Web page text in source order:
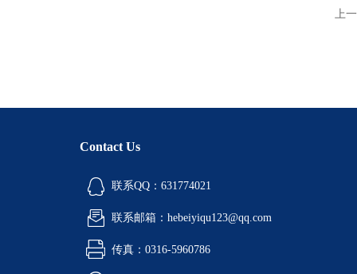
上
Contact Us
联系QQ：631774021
联系邮箱：hebeiyiqu123@qq.com
传真：0316-5960786